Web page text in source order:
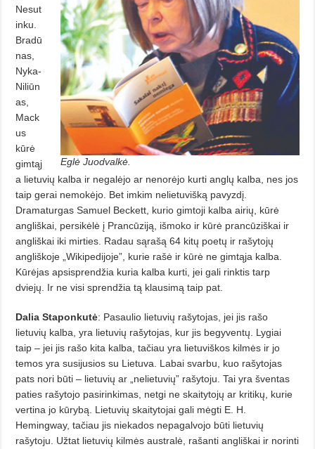
Eglė Juodvalkė.
Nesut
inku.
Bradū
nas,
Nyka-
Niliūn
as,
Mack
us
kūrė
gimtąj
a lietuvių kalba ir negalėjo ar nenorėjo kurti anglų kalba, nes jos
taip gerai nemokėjo. Bet imkim nelietuvišką pavyzdį.
Dramaturgas Samuel Beckett, kurio gimtoji kalba airių, kūrė
angliškai, persikėlė į Prancūziją, išmoko ir kūrė prancūziškai ir
angliškai iki mirties. Radau sąrašą 64 kitų poetų ir rašytojų
angliškoje „Wikipedijoje”, kurie rašė ir kūrė ne gimtąja kalba.
Kūrėjas apsisprendžia kuria kalba kurti, jei gali rinktis tarp
dviejų. Ir ne visi sprendžia tą klausimą taip pat.
Dalia Staponkutė: Pasaulio lietuvių rašytojas, jei jis rašo
lietuvių kalba, yra lietuvių rašytojas, kur jis begyventų. Lygiai
taip – jei jis rašo kita kalba, tačiau yra lietuviškos kilmės ir jo
temos yra susijusios su Lietuva. Labai svarbu, kuo rašytojas
pats nori būti – lietuvių ar „nelietuvių” rašytoju. Tai yra šventas
paties rašytojo pasirinkimas, netgi ne skaitytojų ar kritikų, kurie
vertina jo kūrybą. Lietuvių skaitytojai gali mėgti E. H.
Hemingway, tačiau jis niekados nepagalvojo būti lietuvių
rašytoju. Užtat lietuvių kilmės australė, rašanti angliškai ir norinti